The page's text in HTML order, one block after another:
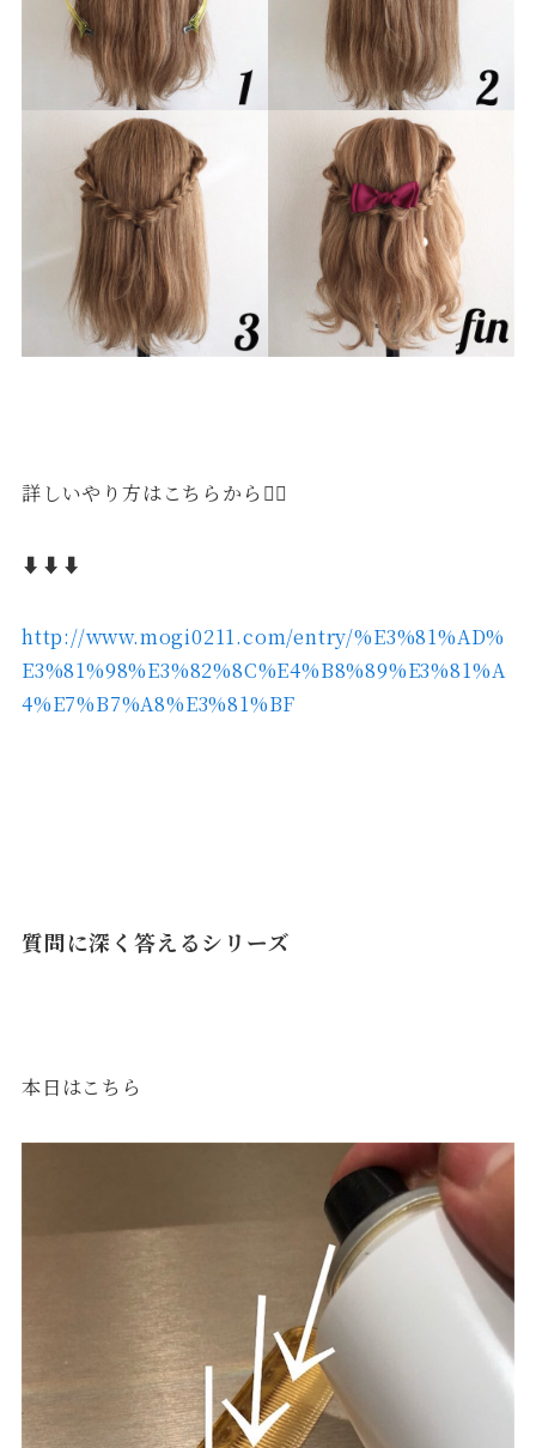
詳しいやり方はこちらから💁‍♂️
⬇︎⬇︎⬇︎
http://www.mogi0211.com/entry/%E3%81%AD%
E3%81%98%E3%82%8C%E4%B8%89%E3%81%A
4%E7%B7%A8%E3%81%BF
質問に深く答えるシリーズ
本日はこちら